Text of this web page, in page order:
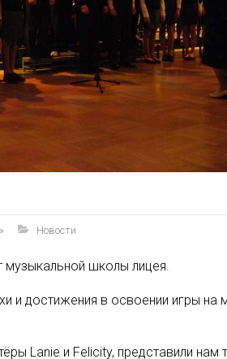
Новости
музыкальной школы лицея.
и достижения в освоении игры
Lanie и Felicity, представили